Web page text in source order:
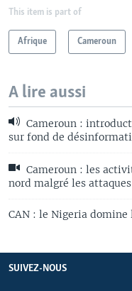
This item is part of
Afrique Cameroun
A lire aussi
Cameroun :
sur fond de
Cameroun : les
nord malgré les
CAN : le Nigeria domine
SUIVEZ-NOUS